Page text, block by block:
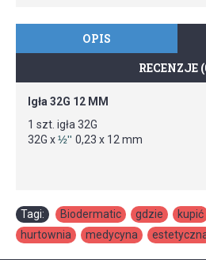
OPIS
RECENZJE
Igła 32G 12 MM
1 szt. igła 32G
32G x½'' 0,23 x 12 mm
Tagi: Biodermatic gdzie kupić
hurtownia
medycyna